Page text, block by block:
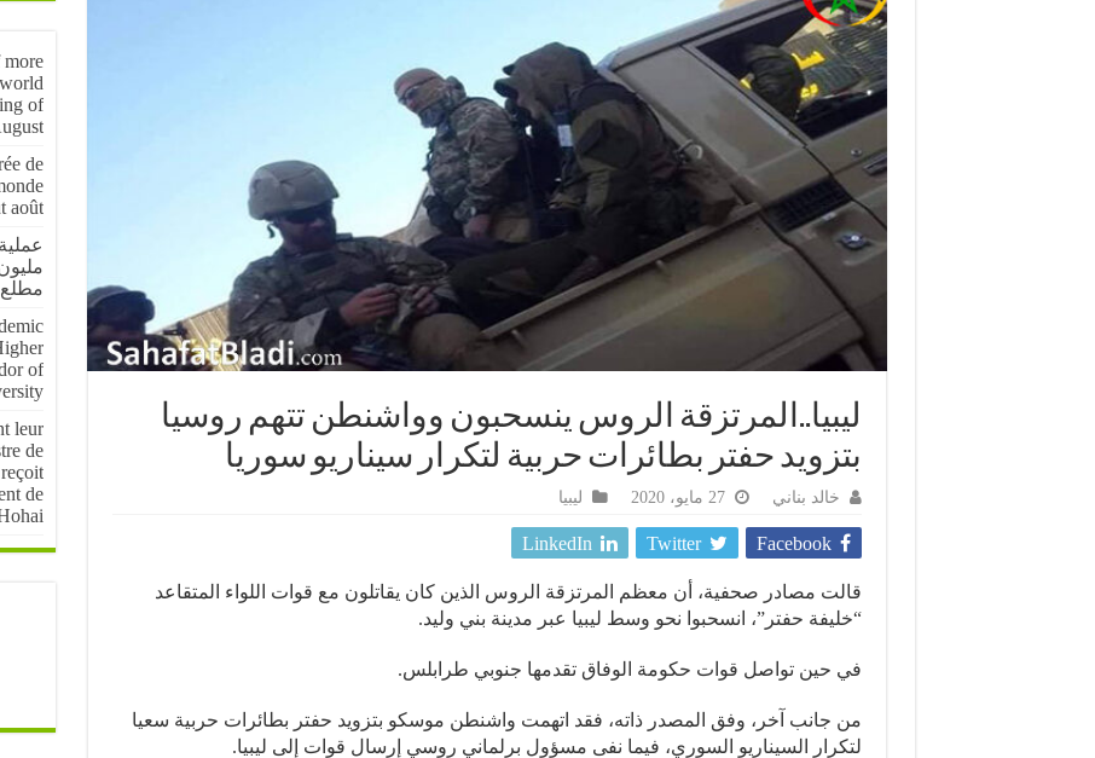
ليبيا..المرتزقة الروس ينسحبون وواشنطن تتهم روسيا
بتزويد حفتر بطائرات حربية لتكرار سيناريو سوريا
خالد بناني 27 مايو، 2020 ليبيا
Facebook
Twitter
LinkedIn
قالت مصادر صحفية، أن معظم المرتزقة الروس الذين كان يقاتلون مع قوات اللواء المتقاعد
“خليفة حفتر”، انسحبوا نحو وسط ليبيا عبر مدينة بني وليد.
في حين تواصل قوات حكومة الوفاق تقدمها جنوبي طرابلس.
من جانب آخر، وفق المصدر ذاته، فقد اتهمت واشنطن موسكو بتزويد حفتر بطائرات حربية سعيا
لتكرار السيناريو السوري، فيما نفى مسؤول برلماني روسي إرسال قوات إلى ليبيا.
of
de
août
of
leur
de
de